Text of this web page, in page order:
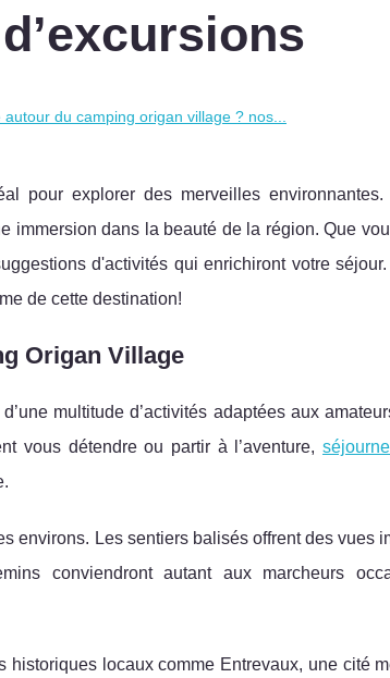
du camping origan village ? nos...
pour explorer des merveilles
immersion dans la beauté de la région. Que
d'activités qui enrichiront votre
de cette destination!
Origan Village
multitude d’activités adaptées aux
vous détendre ou partir à l’aventure,
environs. Les sentiers balisés offrent des vues
conviendront autant aux marcheurs
locaux comme Entrevaux, une cité